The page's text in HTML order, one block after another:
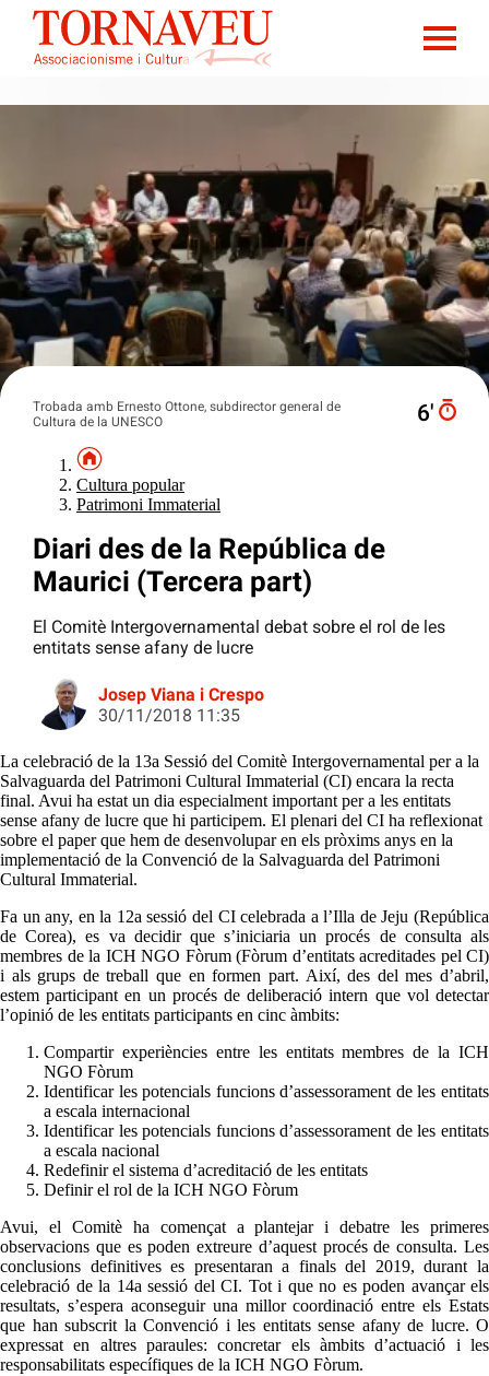
Trobada amb Ernesto Ottone, subdirector general de
Cultura de la UNESCO
6′
Cultura popular
Patrimoni Immaterial
Diari des de la República de
Maurici (Tercera part)
El Comitè Intergovernamental debat sobre el rol de les
entitats sense afany de lucre
Josep Viana i Crespo
30/11/2018 11:35
La celebració de la 13a Sessió del Comitè Intergovernamental per a la
Salvaguarda del Patrimoni Cultural Immaterial (CI) encara la recta
final. Avui ha estat un dia especialment important per a les entitats
sense afany de lucre que hi participem. El plenari del CI ha reflexionat
sobre el paper que hem de desenvolupar en els pròxims anys en la
implementació de la Convenció de la Salvaguarda del Patrimoni
Cultural Immaterial.
Fa un any, en la 12a sessió del CI celebrada a l’Illa de Jeju (República
de Corea), es va decidir que s’iniciaria un procés de consulta als
membres de la ICH NGO Fòrum (Fòrum d’entitats acreditades pel CI)
i als grups de treball que en formen part. Així, des del mes d’abril,
estem participant en un procés de deliberació intern que vol detectar
l’opinió de les entitats participants en cinc àmbits:
Compartir experiències entre les entitats membres de la ICH
NGO Fòrum
Identificar les potencials funcions d’assessorament de les entitats
a escala internacional
Identificar les potencials funcions d’assessorament de les entitats
a escala nacional
Redefinir el sistema d’acreditació de les entitats
Definir el rol de la ICH NGO Fòrum
Avui, el Comitè ha començat a plantejar i debatre les primeres
observacions que es poden extreure d’aquest procés de consulta. Les
conclusions definitives es presentaran a finals del 2019, durant la
celebració de la 14a sessió del CI. Tot i que no es poden avançar els
resultats, s’espera aconseguir una millor coordinació entre els Estats
que han subscrit la Convenció i les entitats sense afany de lucre. O
expressat en altres paraules: concretar els àmbits d’actuació i les
responsabilitats específiques de la ICH NGO Fòrum.